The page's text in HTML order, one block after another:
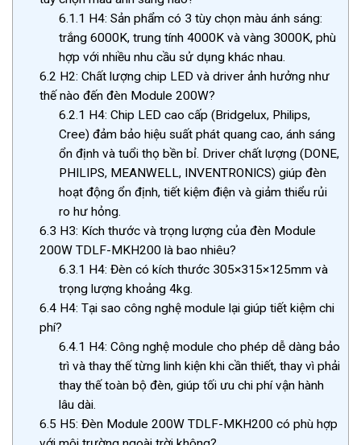
6.1.1 H4: Sản phẩm có 3 tùy chọn màu ánh sáng:
trắng 6000K, trung tính 4000K và vàng 3000K, phù
hợp với nhiều nhu cầu sử dụng khác nhau.
6.2 H2: Chất lượng chip LED và driver ảnh hưởng như
thế nào đến đèn Module 200W?
6.2.1 H4: Chip LED cao cấp (Bridgelux, Philips,
Cree) đảm bảo hiệu suất phát quang cao, ánh sáng
ổn định và tuổi thọ bền bỉ. Driver chất lượng (DONE,
PHILIPS, MEANWELL, INVENTRONICS) giúp đèn
hoạt động ổn định, tiết kiệm điện và giảm thiểu rủi
ro hư hỏng.
6.3 H3: Kích thước và trọng lượng của đèn Module
200W TDLF-MKH200 là bao nhiêu?
6.3.1 H4: Đèn có kích thước 305×315×125mm và
trọng lượng khoảng 4kg.
6.4 H4: Tại sao công nghệ module lại giúp tiết kiệm chi
phí?
6.4.1 H4: Công nghệ module cho phép dễ dàng bảo
trì và thay thế từng linh kiện khi cần thiết, thay vì phải
thay thế toàn bộ đèn, giúp tối ưu chi phí vận hành
lâu dài.
6.5 H5: Đèn Module 200W TDLF-MKH200 có phù hợp